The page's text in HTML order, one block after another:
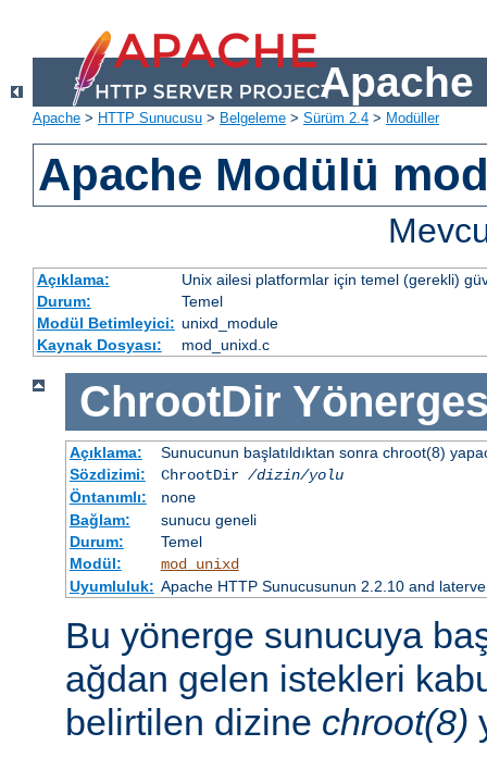
Apache
Apache > HTTP Sunucusu > Belgeleme > Sürüm 2.4 > Modüller
Apache Modülü
Açıklama:
Unix ailesi platformlar için temel (gerekli)
Durum:
Temel
Modül Betimleyici: unixd_module
Kaynak Dosyası:
mod_unixd.c
ChrootDir
Açıklama:
Sunucunun başlatıldıktan sonra chroot(8)
Sözdizimi:
ChrootDir /dizin/yolu
Öntanımlı:
none
Bağlam:
sunucu geneli
Durum:
Temel
Modül:
mod_unixd
Uyumluluk: Apache HTTP Sunucusunun 2.2.10 and
Bu yönerge sunucuya
ağdan gelen istekleri
belirtilen dizine chroot(8)